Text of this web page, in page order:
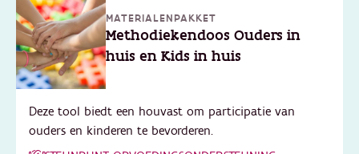
MATERIALENPAKKET
Methodiekendoos Ouders in
huis en Kids in huis
Deze tool biedt een houvast om participatie van
ouders en kinderen te bevorderen.